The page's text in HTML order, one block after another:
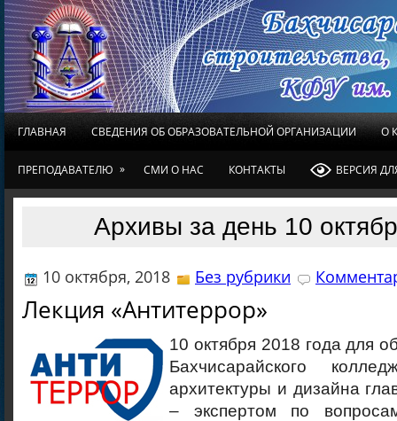
ГЛАВНАЯ СВЕДЕНИЯ ОБ ОБРАЗОВАТЕЛЬНОЙ ОРГАНИЗАЦИИ О
ПРЕПОДАВАТЕЛЮ » СМИ О НАС КОНТАКТЫ ВЕРСИЯ
Архивы за день 10
10 октября, 2018 Без рубрики
Лекция «Антитеррор»
10 октября 2018 года для
Бахчисарайского
архитектуры и дизайна
– экспертом по